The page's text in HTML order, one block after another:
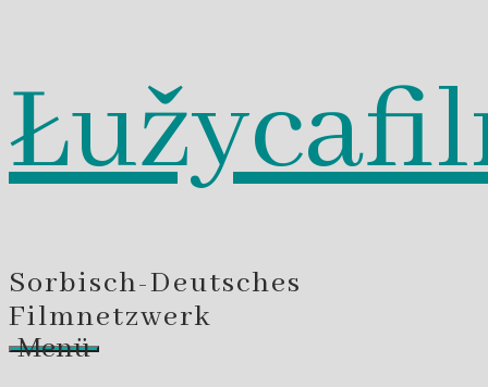
Zum
Inhalt
springen
Sorbisch-Deutsches
Filmnetzwerk
Menü